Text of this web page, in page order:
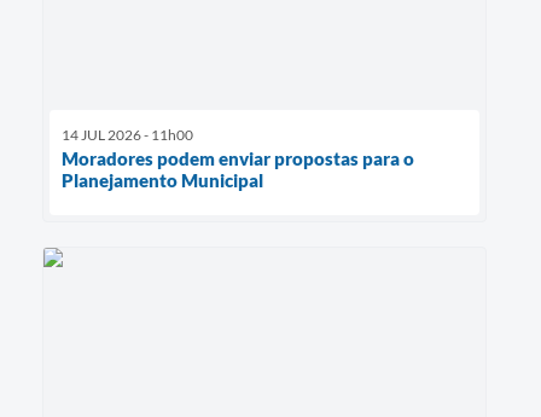
14 JUL 2026 - 11h00
Moradores podem enviar propostas para o
Planejamento Municipal